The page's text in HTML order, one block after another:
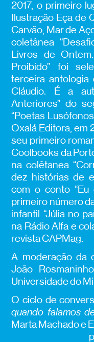
2017, o primeiro
Ilustração Eça de
Carvão, Mar de
coletânea
Livros de
Proibido” foi
terceira
Cláudio. É a
Anteriores” do
“Poetas
Oxalá Editora, em
seu primeiro
Coolbooks da
na colêtanea
dez histórias de
com o conto “Eu
primeiro número
infantil “Júlia no
na Rádio Alfa e
revista CAPMag.
A moderação da
João
Universidade do
O ciclo de
quando falamos
Marta Machado e